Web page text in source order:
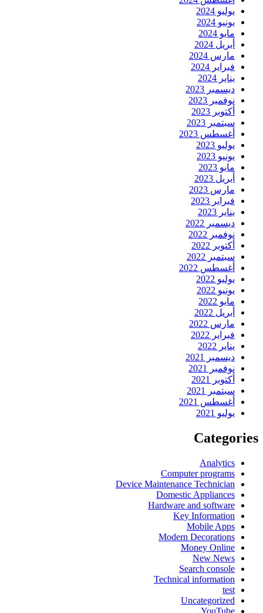
يوليو 2024
يونيو 2024
مايو 2024
أبريل 2024
مارس 2024
فبراير 2024
يناير 2024
ديسمبر 2023
نوفمبر 2023
أكتوبر 2023
سبتمبر 2023
أغسطس 2023
يوليو 2023
يونيو 2023
مايو 2023
أبريل 2023
مارس 2023
فبراير 2023
يناير 2023
ديسمبر 2022
نوفمبر 2022
أكتوبر 2022
سبتمبر 2022
أغسطس 2022
يوليو 2022
يونيو 2022
مايو 2022
أبريل 2022
مارس 2022
فبراير 2022
يناير 2022
ديسمبر 2021
نوفمبر 2021
أكتوبر 2021
سبتمبر 2021
أغسطس 2021
يوليو 2021
Categories
Analytics
Computer programs
Device Maintenance Technician
Domestic Appliances
Hardware and software
Key Information
Mobile Apps
Modern Decorations
Money Online
New News
Search console
Technical information
test
Uncategorized
YouTube